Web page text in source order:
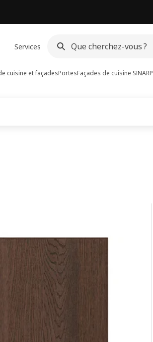
Services
cuisine et façadesPortesFaçades de cuisine SINARP